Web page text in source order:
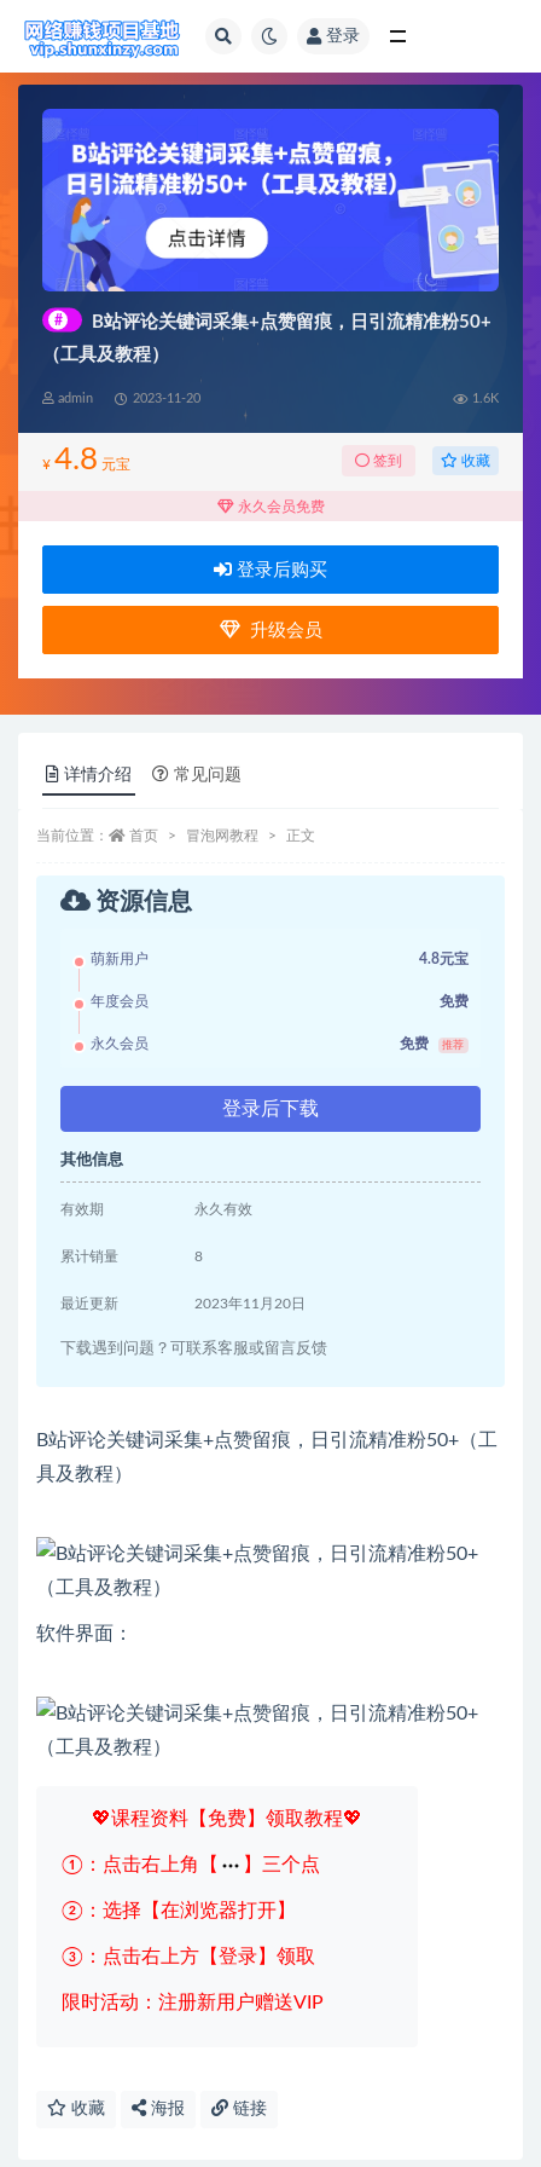
登录
#
B站评论关键词采集+点赞留痕，日引流精准粉50+
（工具及教程）
admin 2023-11-20 1.6K
¥ 4.8 元宝 签到 收藏
永久会员免费
登录后购买
升级会员
详情介绍 常见问题
当前位置： 首页 冒泡网教程 正文
资源信息
萌新用户 4.8元宝
年度会员 免费
永久会员 免费 推荐
登录后下载
其他信息
有效期 永久有效
累计销量 8
最近更新 2023年11月20日
下载遇到问题？可联系客服或留言反馈
B站评论关键词采集+点赞留痕，日引流精准粉50+（工
具及教程）
软件界面：
💖课程资料【免费】领取教程💖
①：点击右上角【 】三个点
②：选择【在浏览器打开】
③：点击右上方【登录】领取
限时活动：注册新用户赠送VIP
收藏 海报 链接